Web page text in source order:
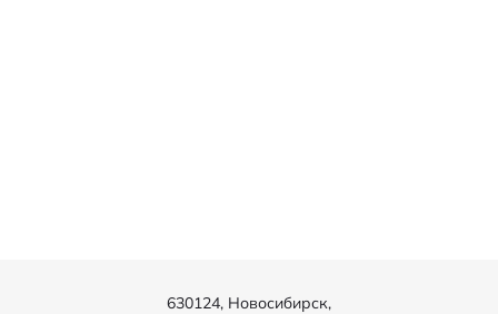
630124, Новосибирск,